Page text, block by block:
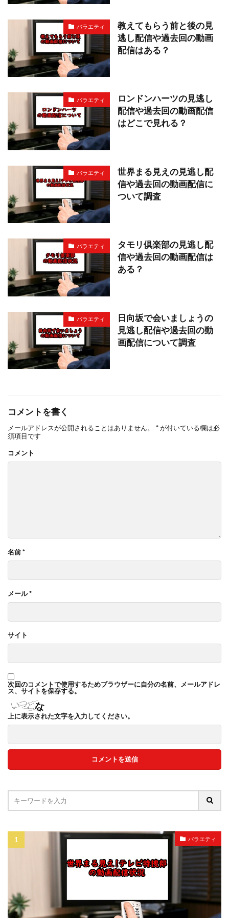
バラエティ
教えてもらう前と後の見
逃し配信や過去回の動画
配信はある？
バラエティ
ロンドンハーツの見逃し
配信や過去回の動画配信
はどこで見れる？
バラエティ
世界まる見えの見逃し配
信や過去回の動画配信に
ついて調査
バラエティ
タモリ倶楽部の見逃し配
信や過去回の動画配信は
ある？
バラエティ
日向坂で会いましょうの
見逃し配信や過去回の動
画配信について調査
コメントを書く
メールアドレスが公開されることはありません。 *が付いている欄は必
須項目です
コメント
名前*
メール*
サイト
次回のコメントで使用するためブラウザーに自分の名前、メールアドレ
ス、サイトを保存する。
上に表示された文字を入力してください。
バラエティ